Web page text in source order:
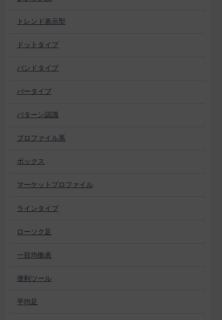
トレンド表示型
ドットタイプ
バンドタイプ
バータイプ
パターン認識
プロファイル系
ボックス
マーケットプロファイル
ラインタイプ
ローソク足
一目均衡表
便利ツール
平均足